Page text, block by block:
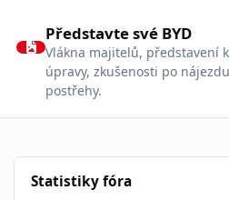
Představte své BYD
Vlákna majitelů, představení
úpravy, zkušenosti po
postřehy.
Statistiky fóra